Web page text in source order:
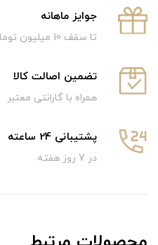
جوایز ماهانه
تا سقف 10 میلیون تومان
تضمین اصالت کالا
همراه با گارانتی معتبر
پشتیبانی 24 ساعته
در 7 روز هفته